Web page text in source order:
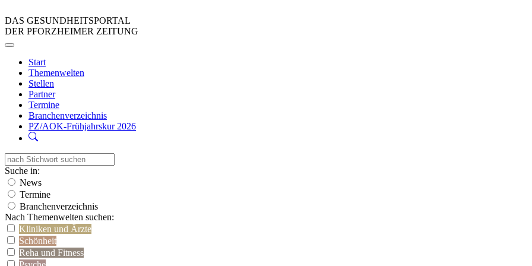
DAS GESUNDHEITSPORTAL
DER PFORZHEIMER ZEITUNG
Start
Themenwelten
Stellen
Partner
Termine
Branchenverzeichnis
PZ/AOK-Frühjahrskur 2026
Suche in:
News
Termine
Branchenverzeichnis
Nach Themenwelten suchen:
Kliniken und Ärzte
Schönheit
Reha und Fitness